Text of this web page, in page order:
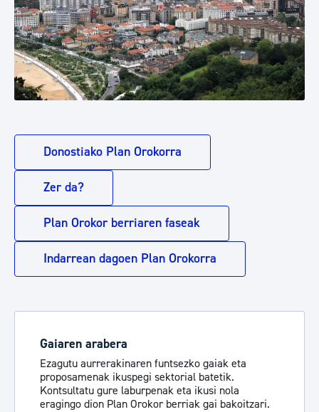
Donostiako Plan Orokorra
Zer da?
Plan Orokor berriaren faseak
Indarrean dagoen Plan Orokorra
Gaiaren arabera
Ezagutu aurrerakinaren funtsezko gaiak eta
proposamenak ikuspegi sektorial batetik.
Kontsultatu gure laburpenak eta ikusi nola
eragingo dion Plan Orokor berriak gai bakoitzari.